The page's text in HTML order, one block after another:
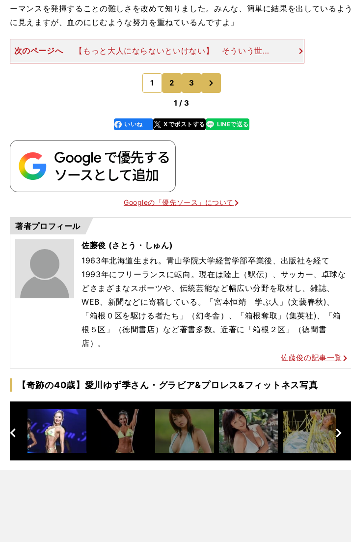
ーマンスを発揮することの難しさを改めて知りました。みんな、簡単に結果を出しているよう
に見えますが、血のにじむような努力を重ねているんですよ」
次のページへ
【もっと大人にならないといけない】 そういう世界
に身を置き、苦しいマラソンを走るのはいったいなぜなのか。「もうこ
れ以上、絶対に練習をやりたくないというぐらいまで練習をして、それ
が報われて結果が
1 2 3
1 / 3
faceboo
k
いいね Xでポストする
line LINEで送る
Googleの「優先ソース」について
著者プロフィール
佐藤俊 (さとう・しゅん)
1963年北海道生まれ。青山学院大学経営学部卒業後、出版社を経て
1993年にフリーランスに転向。現在は陸上（駅伝）、サッカー、卓球な
どさまざまなスポーツや、伝統芸能など幅広い分野を取材し、雑誌、
WEB、新聞などに寄稿している。「宮本恒靖 学ぶ人」(文藝春秋)、
「箱根０区を駆ける者たち」（幻冬舎）、「箱根奪取」(集英社)、「箱
根５区」（徳間書店）など著書多数。近著に「箱根２区」（徳間書
店）。
佐藤俊の記事一覧
【奇跡の40歳】愛川ゆず季さん・グラビア&プロレス&フィットネス写真
次
へ
前
へ